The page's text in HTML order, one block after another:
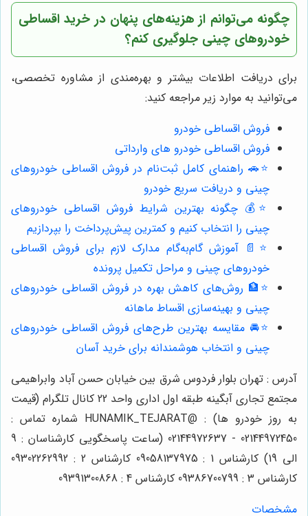
چگونه می‌توانم از هزینه‌های پنهان در خرید اقساطی
خودروهای چینی جلوگیری کنم؟
برای دریافت اطلاعات بیشتر و بهره‌مندی از مشاوره تخصصی،
می‌توانید به موارد زیر مراجعه کنید:
فروش اقساطی خودرو
فروش اقساطی خودرو های وارداتی
⭐️🚗 راهنمای کامل ثبت‌نام در فروش اقساطی خودروهای
چینی و دریافت سریع خودرو
⭐️💰 چگونه بهترین شرایط فروش اقساطی خودروهای
چینی را انتخاب کنیم و کمترین پیش‌پرداخت را بپردازیم
⭐️📄 آموزش گام‌به‌گام مدارک لازم برای فروش اقساطی
خودروهای چینی و مراحل تکمیل پرونده
⭐️🏦 روش‌های کاهش بهره در فروش اقساطی خودروهای
چینی و بهینه‌سازی اقساط ماهانه
⭐️🚘 مقایسه بهترین طرح‌های فروش اقساطی خودروهای
چینی و انتخاب هوشمندانه برای خرید آسان
آدرس : تهران بلوار فردوس شرق بین خیابان حسن آباد وابراهیمی
مجتمع تجاری آبگینه طبقه اول اداری واحد 22 کانال تلگرام (قیمت
به روز خودرو ها) : @HUNAMIK_TEJARAT شماره تماس :
02144972450 - 02144972637 (ساعت پاسخگویی کارشناسان : 9
الی 19) کارشناس 1 : 09058137975 کارشناس 2 : 09302262992
کارشناس 3 : 09386700799 کارشناس 4 : 09391300868
مشخصات